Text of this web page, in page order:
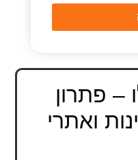
– פתרון
ואתרי